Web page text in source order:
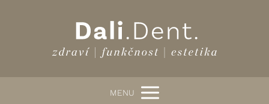
MENU